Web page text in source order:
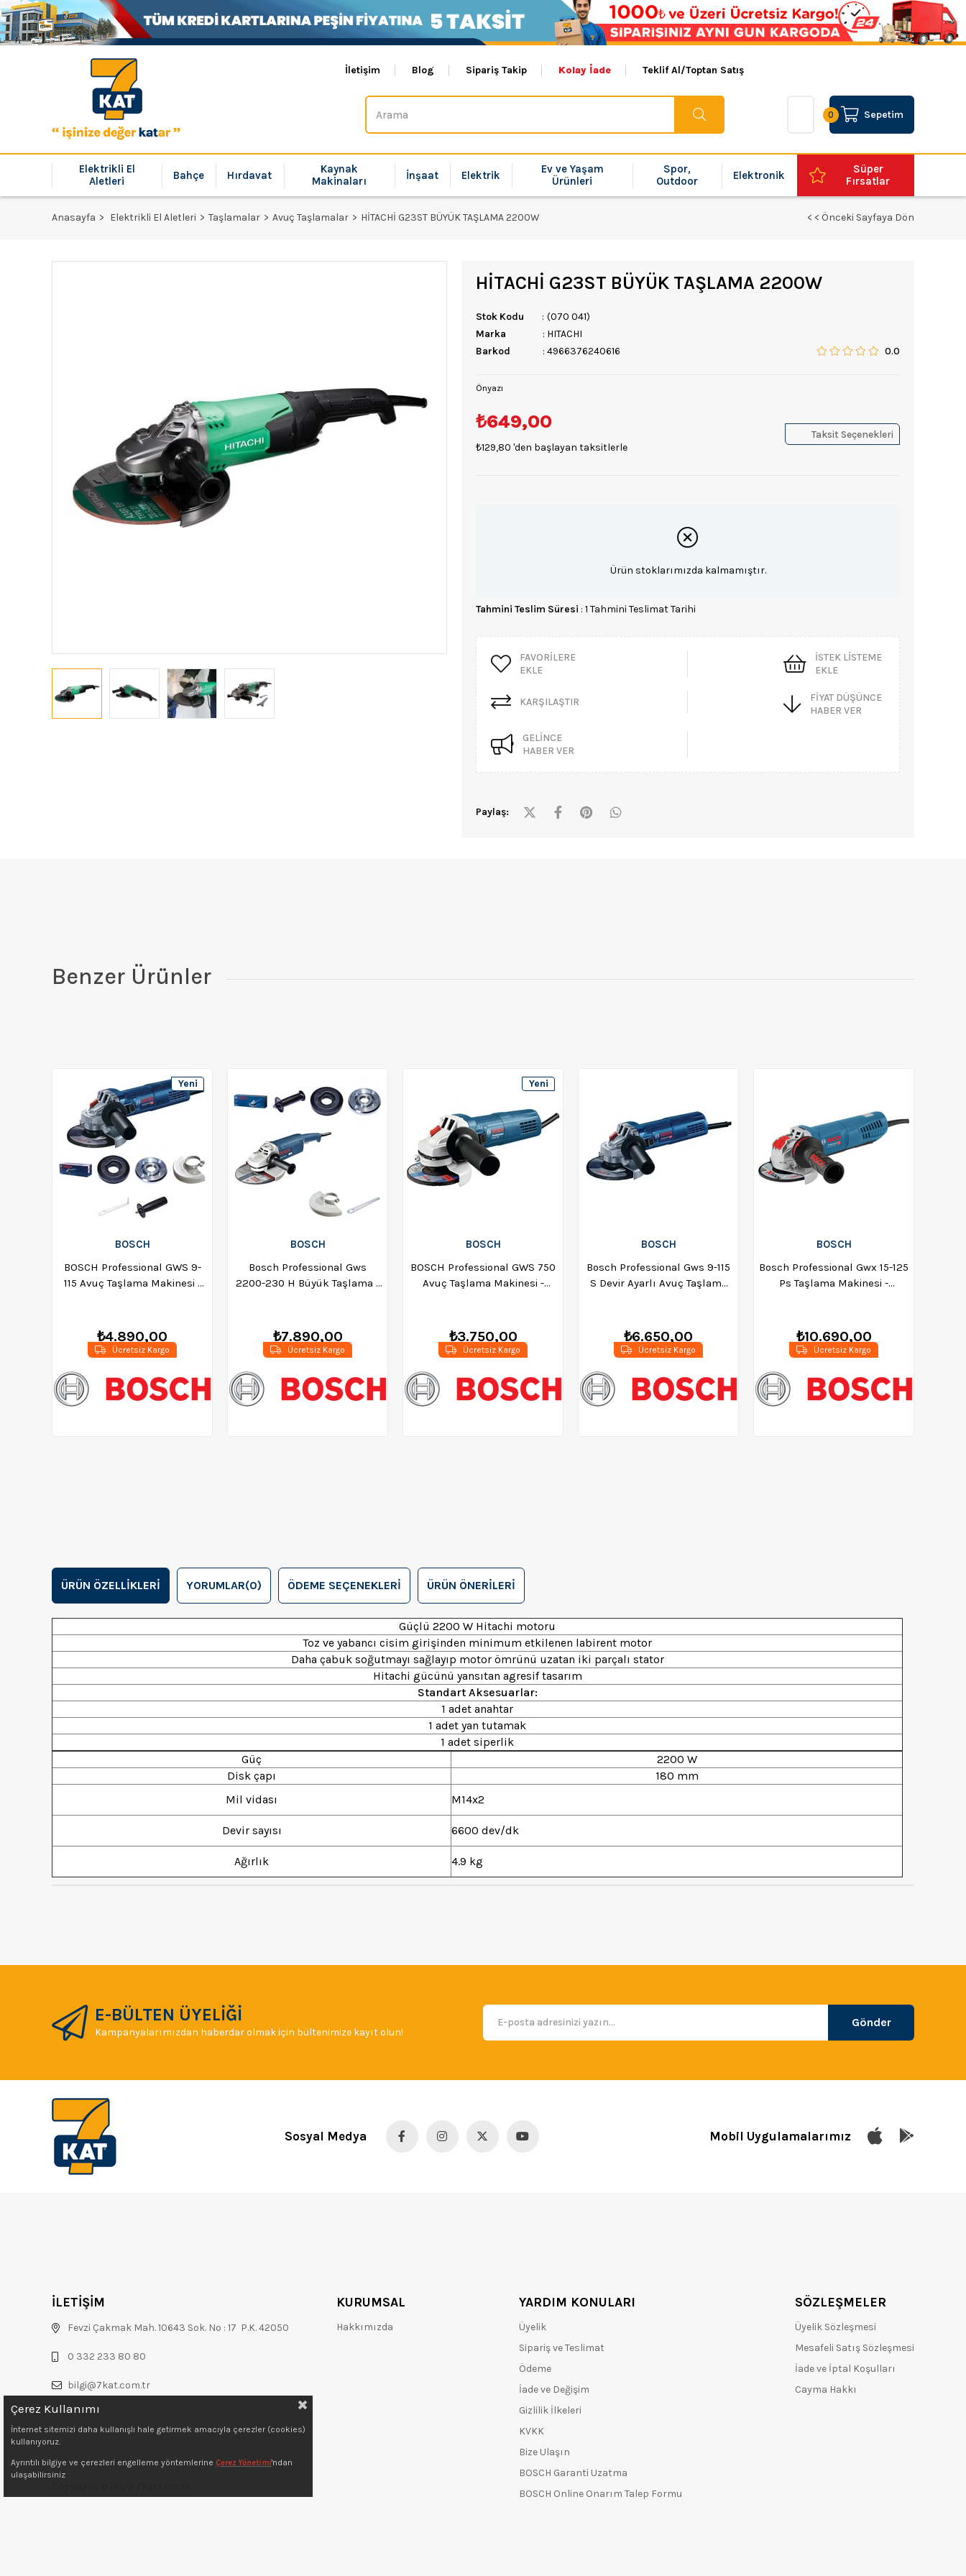
İletişim Blog Sipariş Takip Kolay İade Teklif Al/Toptan Satış
Sepetim
0
Elektrikli El
Aletleri
Bahçe Hırdavat
Kaynak
Makinaları
İnşaat Elektrik
Ev ve Yaşam
Ürünleri
Spor,
Outdoor
Elektronik
Süper
Fırsatlar
Anasayfa Elektrikli El Aletleri Taşlamalar Avuç Taşlamalar HİTACHİ G23ST BÜYÜK TAŞLAMA 2200W < < Önceki Sayfaya Dön
HİTACHİ G23ST BÜYÜK TAŞLAMA 2200W
Stok Kodu
(070 041)
Marka
: HITACHI
Barkod
: 4966376240616 0.0
Önyazı
₺649,00
₺129,80 'den başlayan taksitlerle
Taksit Seçenekleri
Ürün stoklarımızda kalmamıştır.
Tahmini Teslim Süresi : 1 Tahmini Teslimat Tarihi
FAVORILERE
EKLE
İSTEK LISTEME
EKLE
KARŞILAŞTIR
FIYAT DÜŞÜNCE
HABER VER
GELINCE
HABER VER
Paylaş:
Benzer Ürünler
BOSCH
BOSCH Professional GWS 9-
115 Avuç Taşlama Makinesi -
₺4.890,00
Ücretsiz Kargo
Yeni
Ürün
BOSCH
Bosch Professional Gws
2200-230 H Büyük Taşlama -
₺7.890,00
Ücretsiz Kargo
BOSCH
BOSCH Professional GWS 750
Avuç Taşlama Makinesi -
₺3.750,00
Ücretsiz Kargo
Yeni
BOSCH
Bosch Professional Gws 9-115
S Devir Ayarlı Avuç Taşlama
₺6.650,00
Ücretsiz Kargo
BOSCH
Bosch Professional Gwx 15-125
Ps Taşlama Makinesi -
₺10.690,00
Ücretsiz Kargo
ÜRÜN ÖZELLIKLERI YORUMLAR(0) ÖDEME SEÇENEKLERI ÜRÜN ÖNERILERI
Güçlü 2200 W Hitachi motoru
Toz ve yabancı cisim girişinden minimum etkilenen labirent motor
Daha çabuk soğutmayı sağlayıp motor ömrünü uzatan iki parçalı stator
Hitachi gücünü yansıtan agresif tasarım
Standart Aksesuarlar:
1 adet anahtar
1 adet yan tutamak
1 adet siperlik
Güç
2200 W
Disk çapı
180 mm
Mil vidası
M14x2
Devir sayısı 6600 dev/dk
Ağırlık 4.9 kg
E-BÜLTEN ÜYELİĞİ
Kampanyalarımızdan haberdar olmak için bültenimize kayıt olun!
Gönder
Sosyal Medya Mobil Uygulamalarımız
İLETİŞİM
Fevzi Çakmak Mah. 10643 Sok. No : 17 P.K. 42050
0 332 233 80 80
bilgi@7kat.com.tr
KURUMSAL
Hakkımızda
YARDIM KONULARI
Üyelik
Sipariş ve Teslimat
Ödeme
İade ve Değişim
Gizlilik İlkeleri
KVKK
Bize Ulaşın
BOSCH Garanti Uzatma
BOSCH Online Onarım Talep Formu
SÖZLEŞMELER
Üyelik Sözleşmesi
Mesafeli Satış Sözleşmesi
İade ve İptal Koşulları
Cayma Hakkı
Çerez Kullanımı
İnternet sitemizi daha kullanışlı hale getirmek amacıyla çerezler (cookies)
kullanıyoruz.
Ayrıntılı bilgiye ve çerezleri engelleme yöntemlerine Çerez Yönetimi'ndan
ulaşabilirsiniz